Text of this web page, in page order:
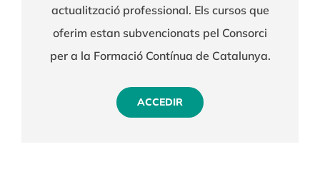
actualització professional. Els cursos que
oferim estan subvencionats pel Consorci
per a la Formació Contínua de Catalunya.
ACCEDIR